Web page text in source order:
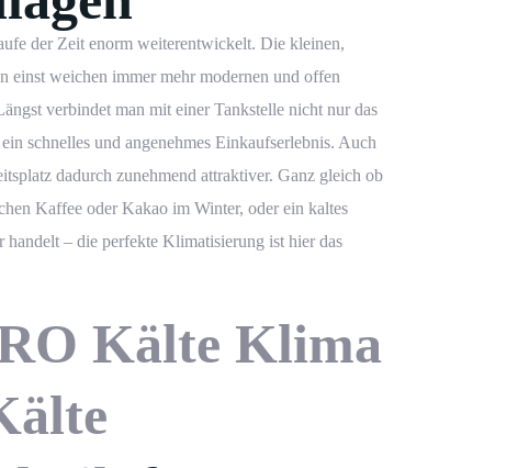
der Zeit enorm weiterentwickelt. Die kleinen,
einst weichen immer mehr modernen und offen
verbindet man mit einer Tankstelle nicht nur das
schnelles und angenehmes Einkaufserlebnis. Auch
dadurch zunehmend attraktiver. Ganz gleich ob
Kaffee oder Kakao im Winter, oder ein kaltes
handelt – die perfekte Klimatisierung ist hier das
Kälte Klima